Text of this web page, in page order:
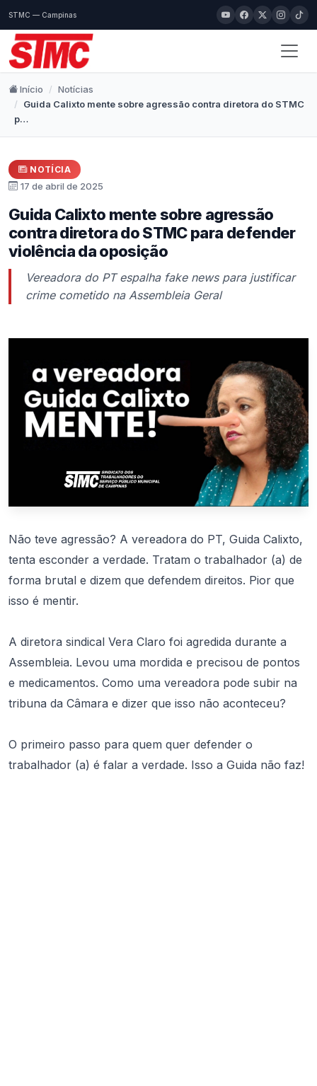
STMC — Campinas
Início
Notícias
Guida Calixto mente sobre agressão contra diretora do STMC
p…
NOTÍCIA
17 de abril de 2025
Guida Calixto mente sobre agressão
contra diretora do STMC para defender
violência da oposição
Vereadora do PT espalha fake news para justificar
crime cometido na Assembleia Geral
Não teve agressão? A vereadora do PT, Guida Calixto,
tenta esconder a verdade. Tratam o trabalhador (a) de
forma brutal e dizem que defendem direitos. Pior que
isso é mentir.
A diretora sindical Vera Claro foi agredida durante a
Assembleia. Levou uma mordida e precisou de pontos
e medicamentos. Como uma vereadora pode subir na
tribuna da Câmara e dizer que isso não aconteceu?
O primeiro passo para quem quer defender o
trabalhador (a) é falar a verdade. Isso a Guida não faz!